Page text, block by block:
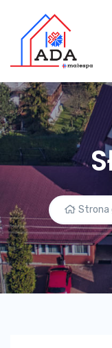
Strona